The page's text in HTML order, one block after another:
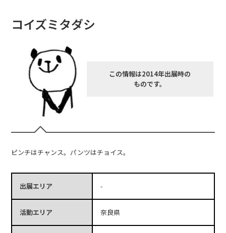
コイズミタダシ
この情報は2014年出展時の
ものです。
ピンチはチャンス。パンツはチョイス。
出展エリア -
活動エリア 奈良県